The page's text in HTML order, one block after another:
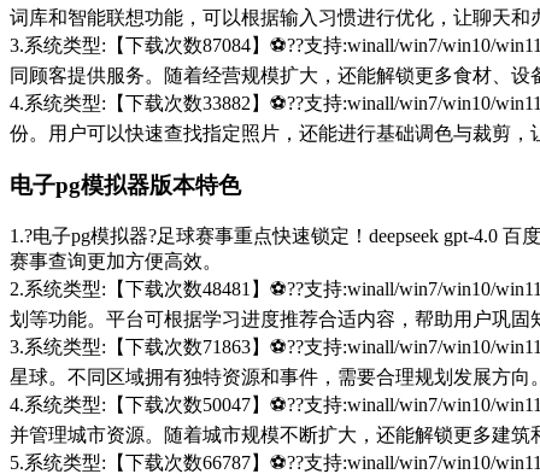
词库和智能联想功能，可以根据输入习惯进行优化，让聊天和
3.系统类型:【下载次数87084】⚽??支持:winall/win7/win10/
同顾客提供服务。随着经营规模扩大，还能解锁更多食材、设
4.系统类型:【下载次数33882】⚽??支持:winall/win7/win10/
份。用户可以快速查找指定照片，还能进行基础调色与裁剪，
电子pg模拟器版本特色
1.?电子pg模拟器?足球赛事重点快速锁定！deepseek gpt-4.0
赛事查询更加方便高效。
2.系统类型:【下载次数48481】⚽??支持:winall/win7/win10/
划等功能。平台可根据学习进度推荐合适内容，帮助用户巩
3.系统类型:【下载次数71863】⚽??支持:winall/win7/win10/
星球。不同区域拥有独特资源和事件，需要合理规划发展方向
4.系统类型:【下载次数50047】⚽??支持:winall/win7/win10/
并管理城市资源。随着城市规模不断扩大，还能解锁更多建
5.系统类型:【下载次数66787】⚽??支持:winall/win7/win10/